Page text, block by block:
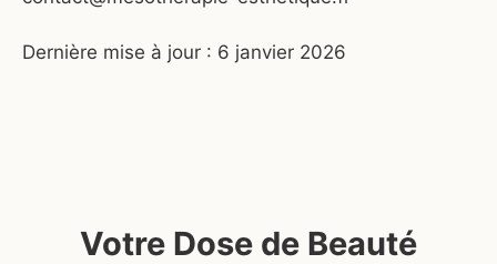
Dernière mise à jour : 6 janvier 2026
Votre Dose de Beauté